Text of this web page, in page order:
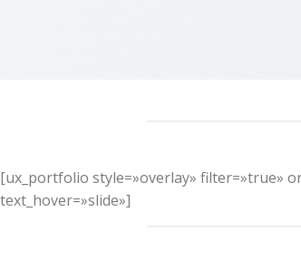
[ux_portfolio style=»overlay» filter=»true»
text_hover=»slide»]